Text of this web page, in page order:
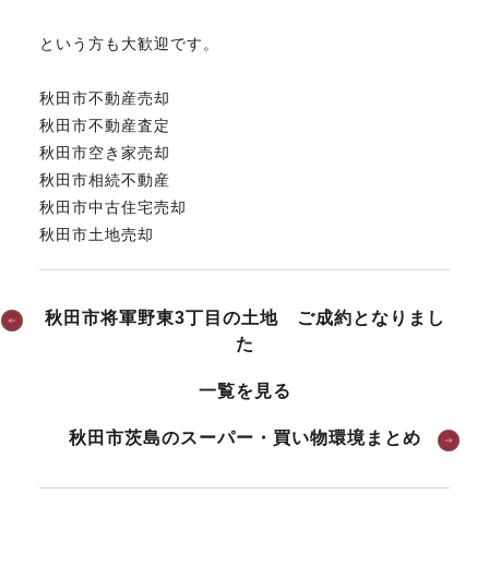
という方も大歓迎です。
秋田市不動産売却
秋田市不動産査定
秋田市空き家売却
秋田市相続不動産
秋田市中古住宅売却
秋田市土地売却
秋田市将軍野東3丁目の土地 ご成約となりまし
た
一覧を見る
秋田市茨島のスーパー・買い物環境まとめ